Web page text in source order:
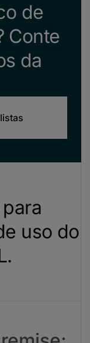
de
Conte
da
uso do